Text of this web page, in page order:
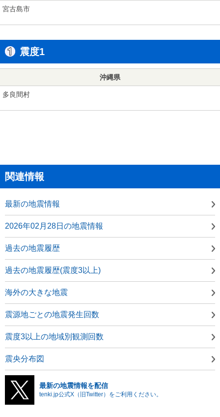
宮古島市
震度1
沖縄県
多良間村
関連情報
最新の地震情報
2026年02月28日の地震情報
過去の地震履歴
過去の地震履歴(震度3以上)
海外の大きな地震
震源地ごとの地震発生回数
震度3以上の地域別観測回数
震央分布図
最新の地震情報を配信
tenki.jp公式X（旧Twitter）をご利用ください。